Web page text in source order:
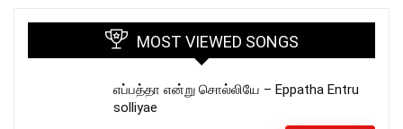
MOST VIEWED SONGS
எப்பத்தா என்று சொல்லியே – Eppatha Entru
solliyae